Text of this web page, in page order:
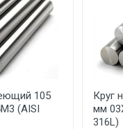
обязан
105
(AISI
Круг
мм
316L)